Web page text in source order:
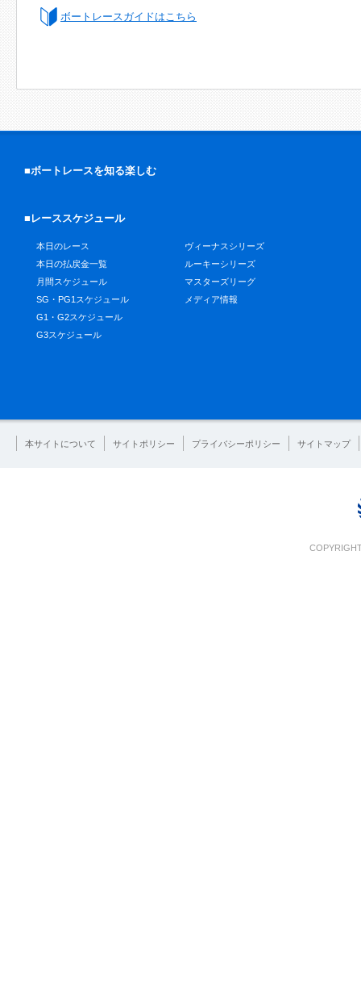
ボートレースガイドはこちら
■ボートレースを知る楽しむ
■レーススケジュール
本日のレース
本日の払戻金一覧
月間スケジュール
SG・PG1スケジュール
G1・G2スケジュール
G3スケジュール
ヴィーナスシリーズ
ルーキーシリーズ
マスターズリーグ
メディア情報
本サイトについて サイトポリシー プライバシーポリシー サイトマップ